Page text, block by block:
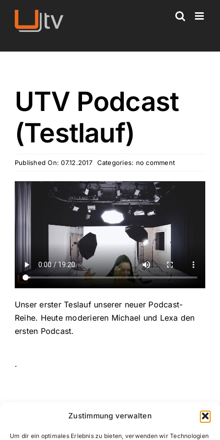
Zustimmung verwalten
Um dir ein optimales Erlebnis zu bieten, verwenden wir Technologien
content
UTV Podcast
(Testlauf)
Published On: 07.12.2017 Categories: no comment
Unser erster Teslauf unserer neuer Podcast-
Reihe. Heute moderieren Michael und Lexa den
ersten Podcast.
.